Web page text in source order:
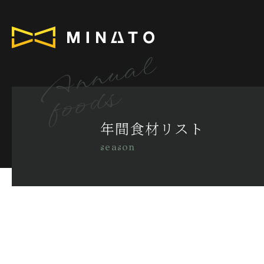
年間食材リスト
season
Annual
foods